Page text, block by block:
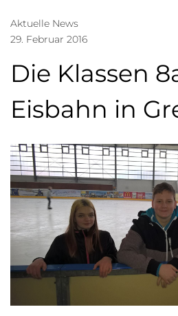
Aktuelle News
29. Februar 2016
Die Klassen
Eisbahn in